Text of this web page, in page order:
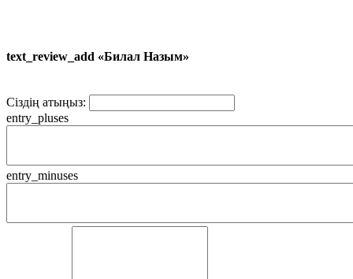
text_review_add «Билал Назым»
Сіздің атыңыз:
entry_pluses
entry_minuses